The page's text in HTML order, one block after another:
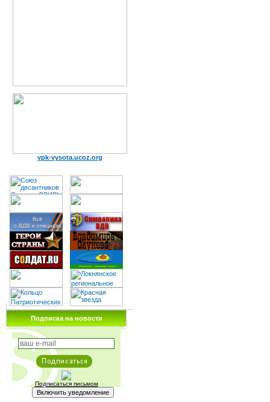
vpk-vysota.ucoz.org
Подписка на новости
Подписаться письмом